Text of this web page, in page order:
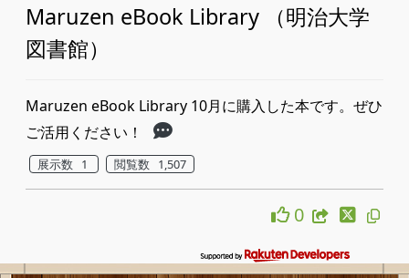
Maruzen eBook Library （明治大学
図書館）
Maruzen eBook Library 10月に購入した本です。ぜひ
ご活用ください！
展示数 1 閲覧数 1,507
0